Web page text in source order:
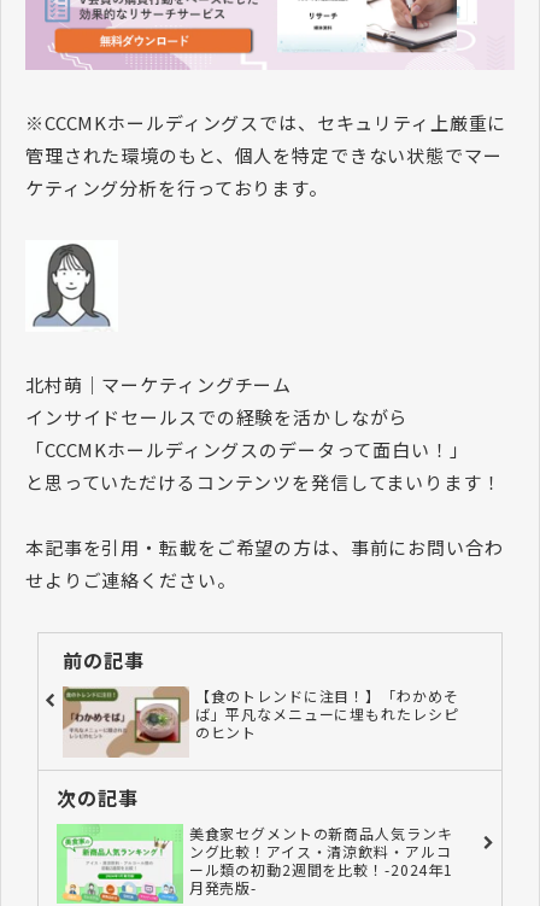
※CCCMKホールディングスでは、セキュリティ上厳重に
管理された環境のもと、個人を特定できない状態でマー
ケティング分析を行っております。
北村萌｜マーケティングチーム
インサイドセールスでの経験を活かしながら
「CCCMKホールディングスのデータって面白い！」
と思っていただけるコンテンツを発信してまいります！
本記事を引用・転載をご希望の方は、事前にお問い合わ
せよりご連絡ください。
前の記事
【食のトレンドに注目！】「わかめそ
ば」平凡なメニューに埋もれたレシピ
のヒント
次の記事
美食家セグメントの新商品人気ランキ
ング比較！アイス・清涼飲料・アルコ
ール類の初動2週間を比較！-2024年1
月発売版-